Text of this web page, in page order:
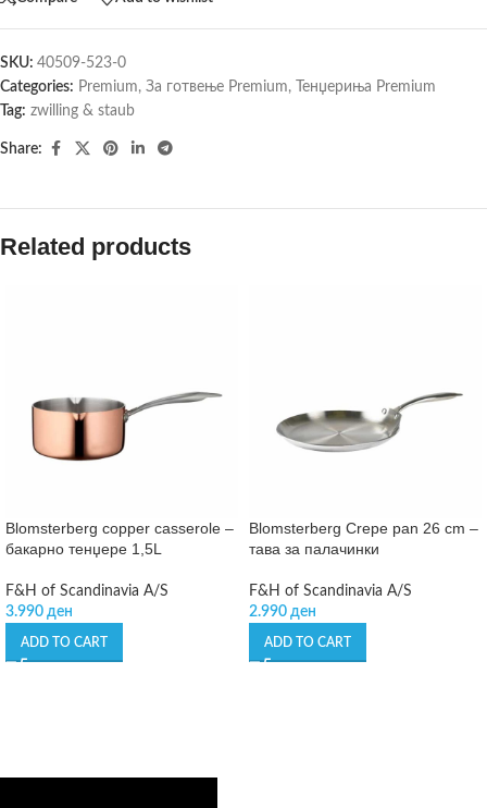
SKU: 40509-523-0
Categories: Premium, За готвење Premium,
Тенџериња Premium
Tag: zwilling & staub
Share:
Related products
Blomsterberg copper casserole –
бакарно тенџере 1,5L
F&H of Scandinavia A/S
3.990 ден
ADD TO CART
Blomsterberg Crepe pan 26 cm –
тава за палачинки
F&H of Scandinavia A/S
2.990 ден
ADD TO CART